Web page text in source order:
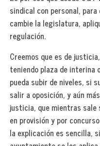
sindical con personal,
cambie la legislatura,
regulación.
Creemos que es de
teniendo plaza de interina
pueda subir de niveles, si
salir a oposición, y aún
justicia, que mientras sale
en provisión y por
la explicación es sencilla,